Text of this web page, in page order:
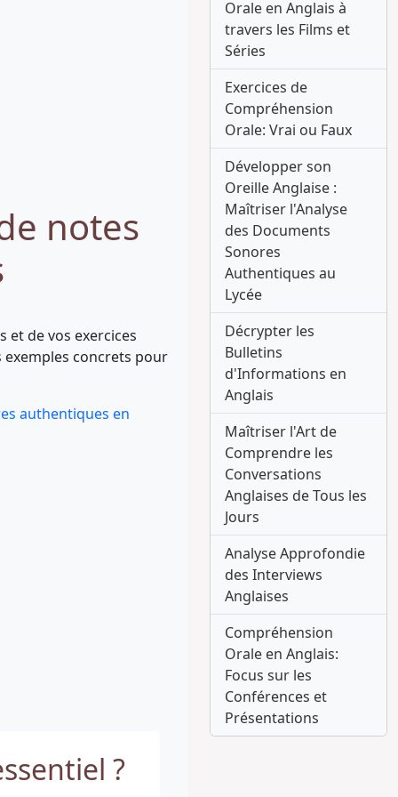
notes
et de vos exercices
exemples concrets pour
authentiques en
?
Orale en Anglais à
travers les Films et
Séries
Exercices de
Compréhension
Orale: Vrai ou Faux
Développer son
Oreille Anglaise :
Maîtriser l'Analyse
des Documents
Sonores
Authentiques au
Lycée
Décrypter les
Bulletins
d'Informations en
Anglais
Maîtriser l'Art de
Comprendre les
Conversations
Anglaises de Tous les
Jours
Analyse Approfondie
des Interviews
Anglaises
Compréhension
Orale en Anglais:
Focus sur les
Conférences et
Présentations